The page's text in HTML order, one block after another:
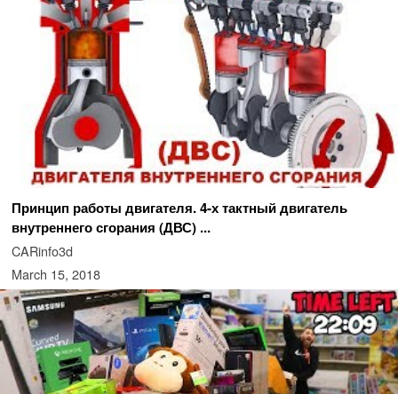
Принцип работы двигателя. 4-х тактный двигатель
внутреннего сгорания (ДВС) ...
CARinfo3d
March 15, 2018